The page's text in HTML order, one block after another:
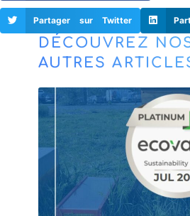
Partager sur Twitter
DÉCOUVREZ
AUTRES